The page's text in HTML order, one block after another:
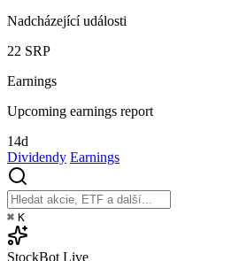
Nadcházející události
22 SRP
Earnings
Upcoming earnings report
14d
Dividendy Earnings
⌘ K
StockBot Live